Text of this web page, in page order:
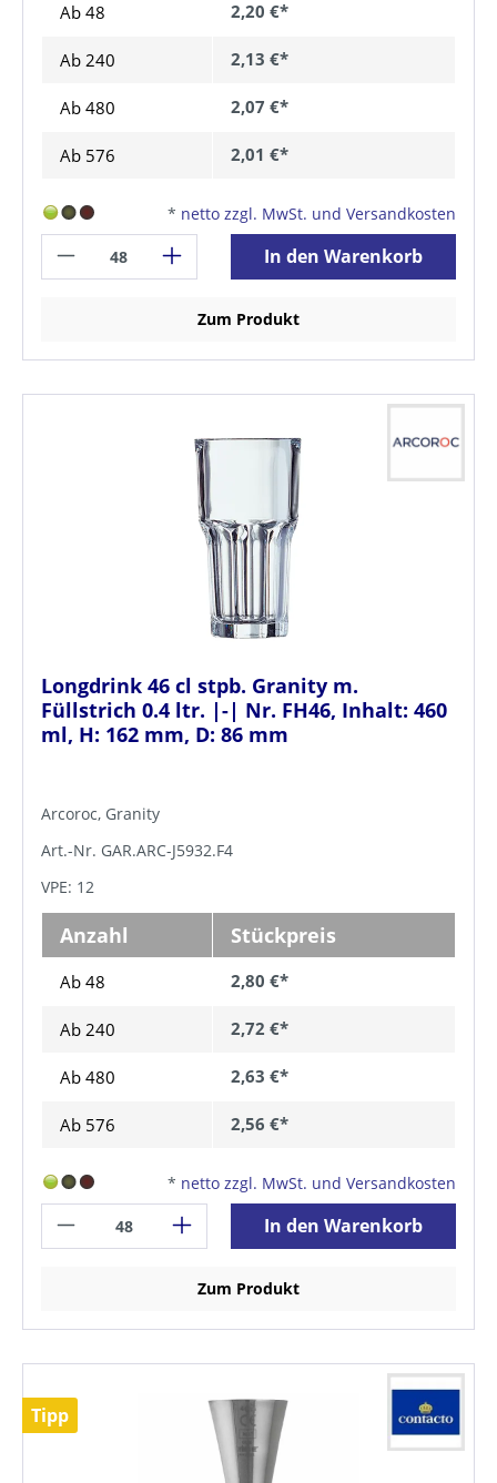
Ab 48 2,20 €*
Ab 240 2,13 €*
Ab 480 2,07 €*
Ab 576 2,01 €*
* netto zzgl. MwSt. und Versandkosten
In den Warenkorb
Zum Produkt
Longdrink 46 cl stpb. Granity m.
Füllstrich 0.4 ltr. |-| Nr. FH46, Inhalt: 460
ml, H: 162 mm, D: 86 mm
Arcoroc, Granity
Art.-Nr. GAR.ARC-J5932.F4
VPE: 12
Anzahl Stückpreis
Ab 48 2,80 €*
Ab 240 2,72 €*
Ab 480 2,63 €*
Ab 576 2,56 €*
* netto zzgl. MwSt. und Versandkosten
In den Warenkorb
Zum Produkt
Tipp